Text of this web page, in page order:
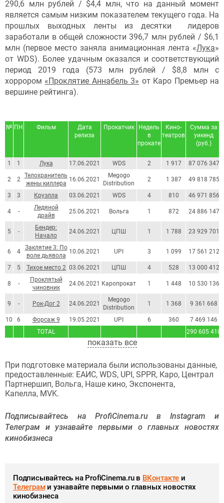
290,6 млн рублей / $4,4 млн, что на данный момент
является самым низким показателем текущего года. На
прошлых выходных ленты из десятки лидеров
заработали в общей сложности 396,7 млн рублей / $6,1
млн (первое место заняла анимационная лента «Лука»
от WDS). Более удачным оказался и соответствующий
период 2019 года (573 млн рублей / $8,8 млн c
хоррором «Проклятие Аннабель 3» от Каро Премьер на
вершине рейтинга).
№ ПН Фильм
Дата
релиза
Прокатчик
Недель
в
прокате
Кино-
театров
Сумма за
уикенд
(руб.)
TOTAL 290 605 410
1 1 Лука 17.06.2021 WDS 2 1 917 87 076 347
2 2
Телохранитель
жены киллера
16.06.2021
Megogo
Distribution
2 1 387 49 818 785
3 3 Круэлла 03.06.2021 WDS 4 810 46 971 856
4 -
Ледяной
драйв
25.06.2021 Вольга 1 872 24 886 147
5 -
Бендер:
Начало
24.06.2021 ЦПШ 1 1 788 23 929 701
6 4
Заклятие 3: По
воле дьявола
10.06.2021 UPI 3 1 099 17 561 212
7 5 Тихое место 2 03.06.2021 ЦПШ 4 528 13 000 412
8 -
Проклятый
чиновник
24.06.2021 Каропрокат 1 1 448 10 530 136
9 - Рок-Дог 2 24.06.2021
Megogo
Distribution
1 1 368 9 361 668
10 6 Форсаж 9 19.05.2021 UPI 6 360 7 469 146
показать все
При подготовке материала были использованы данные,
предоставленные: ЕАИС, WDS, UPI, SPPR, Каро, Централ
Партнершип, Вольга, Наше кино, Экспонента,
Капелла, MVK.
Подписывайтесь на ProfiCinema.ru в Instagram и
Телеграм и узнавайте первыми о главных новостях
кинобизнеса
Подписывайтесь на ProfiCinema.ru в ВКонтакте и
Телеграми узнавайте первыми о главных новостях
кинобизнеса